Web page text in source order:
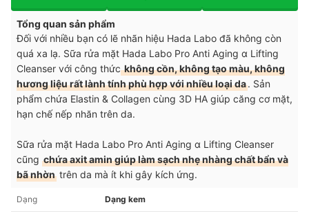
Tổng quan sản phẩm
Đối với nhiều bạn có lẽ nhãn hiệu Hada Labo đã không còn
quá xa lạ. Sữa rửa mặt Hada Labo Pro Anti Aging α Lifting
Cleanser với công thứckhông cồn, không tạo màu, không
hương liệu rất lành tính phù hợp với nhiều loại da. Sản
phẩm chứa Elastin & Collagen cùng 3D HA giúp căng cơ mặt,
hạn chế nếp nhăn trên da.
Sữa rửa mặt Hada Labo Pro Anti Aging α Lifting Cleanser
cũng chứa axit amin giúp làm sạch nhẹ nhàng chất bẩn và
bã nhờn trên da mà ít khi gây kích ứng.
Dạng Dạng kem